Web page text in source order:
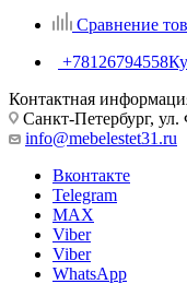
Сравнение
+78126794558
Контактная
Санкт-Петербург,
info@mebelestet31.ru
Вконтакте
Telegram
MAX
Viber
Viber
WhatsApp